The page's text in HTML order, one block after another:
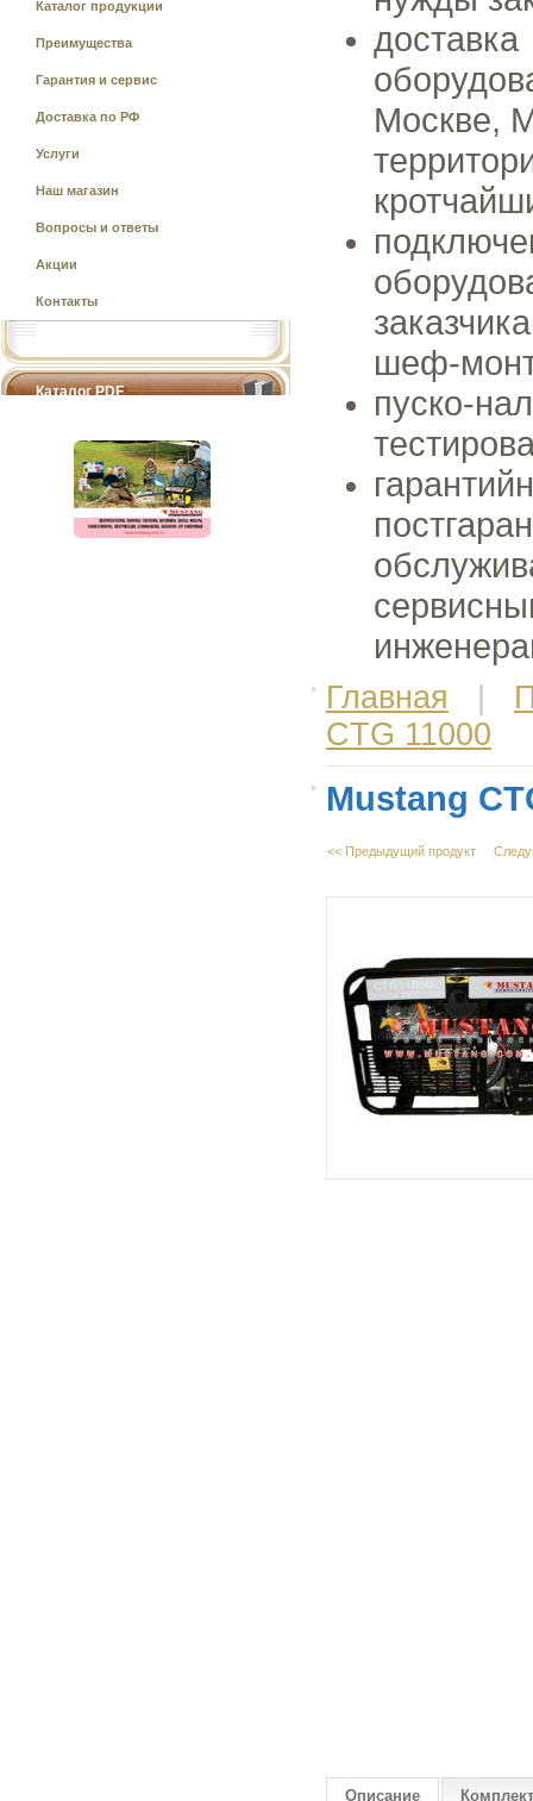
Каталог продукции
Преимущества
Гарантия и сервис
Доставка по РФ
Услуги
Наш магазин
Вопросы и ответы
Акции
Контакты
Каталог PDF
доставка
Москве,
шеф-
пуско-
Главная
CTG 11000
Mustang
<< Предыдущий продукт
Описание